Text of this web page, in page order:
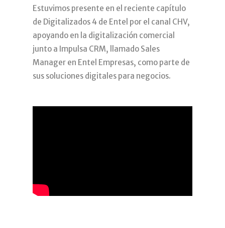
Estuvimos presente en el reciente capítulo
de Digitalizados 4 de Entel por el canal CHV,
apoyando en la digitalización comercial
junto a Impulsa CRM, llamado Sales
Manager en Entel Empresas, como parte de
sus soluciones digitales para negocios.